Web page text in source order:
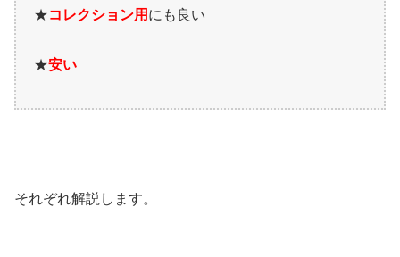
★コレクション用 にも良い
★安い
それぞれ解説します。